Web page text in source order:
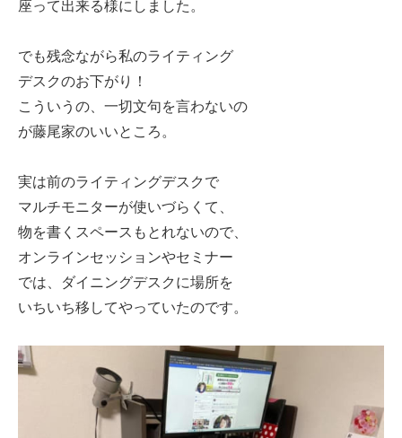
座って出来る様にしました。
でも残念ながら私のライティング
デスクのお下がり！
こういうの、一切文句を言わないの
が藤尾家のいいところ。
実は前のライティングデスクで
マルチモニターが使いづらくて、
物を書くスペースもとれないので、
オンラインセッションやセミナー
では、ダイニングデスクに場所を
いちいち移してやっていたのです。